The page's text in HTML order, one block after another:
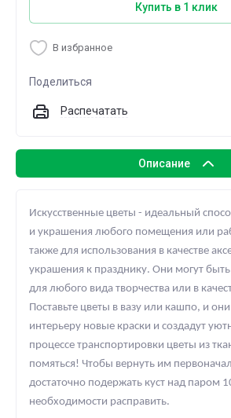
Купить в 1 клик
В избранное
Поделиться
Распечатать
Описание
Искусственные цветы - идеальный
и украшения любого помещения или
также для использования в качестве
украшения к празднику. Они могут
для любого вида творчества или в
Поставьте цветы в вазу или кашпо, и
интерьеру новые краски и создадут
процессе транспортировки цветы из
помяться! Чтобы вернуть им
достаточно подержать куст над паром
необходимости расправить.